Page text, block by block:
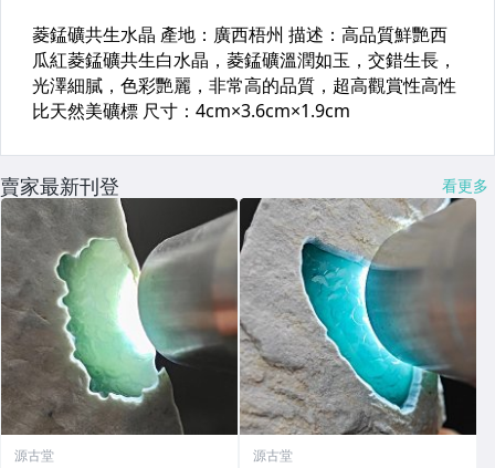
賣家最新刊登 看更多
源古堂 源古堂